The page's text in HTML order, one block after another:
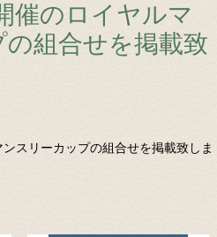
催のロイヤルマ
組合せを掲載致
スリーカップの組合せを掲載致しま